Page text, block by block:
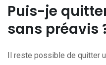
Puis-je
sans préavis
Il reste possible de quitter